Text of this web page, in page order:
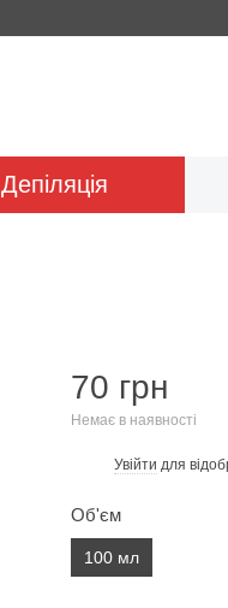
Депіляція
70 грн
Немає в наявності
Увійти для
Об'єм
100 мл